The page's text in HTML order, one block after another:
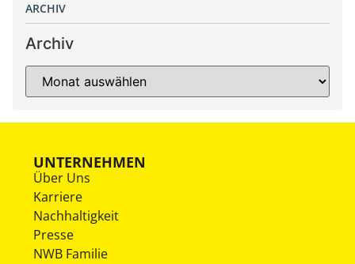
ARCHIV
Archiv
UNTERNEHMEN
Über Uns
Karriere
Nachhaltigkeit
Presse
NWB Familie